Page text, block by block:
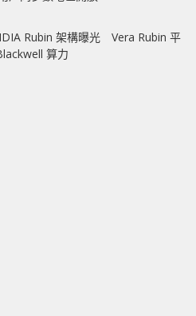
Rubin 架構曝光 Vera Rubin 平
算力